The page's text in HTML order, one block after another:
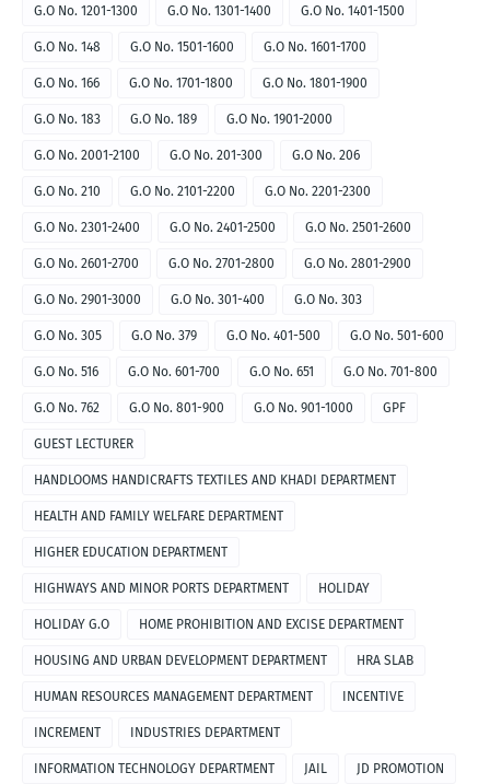
G.O No. 1201-1300 G.O No. 1301-1400 G.O No. 1401-1500
G.O No. 148 G.O No. 1501-1600 G.O No. 1601-1700
G.O No. 166 G.O No. 1701-1800 G.O No. 1801-1900
G.O No. 183 G.O No. 189 G.O No. 1901-2000
G.O No. 2001-2100 G.O No. 201-300 G.O No. 206
G.O No. 210 G.O No. 2101-2200 G.O No. 2201-2300
G.O No. 2301-2400 G.O No. 2401-2500 G.O No. 2501-2600
G.O No. 2601-2700 G.O No. 2701-2800 G.O No. 2801-2900
G.O No. 2901-3000 G.O No. 301-400 G.O No. 303
G.O No. 305 G.O No. 379 G.O No. 401-500 G.O No. 501-600
G.O No. 516 G.O No. 601-700 G.O No. 651 G.O No. 701-800
G.O No. 762 G.O No. 801-900 G.O No. 901-1000 GPF
GUEST LECTURER
HANDLOOMS HANDICRAFTS TEXTILES AND KHADI DEPARTMENT
HEALTH AND FAMILY WELFARE DEPARTMENT
HIGHER EDUCATION DEPARTMENT
HIGHWAYS AND MINOR PORTS DEPARTMENT HOLIDAY
HOLIDAY G.O HOME PROHIBITION AND EXCISE DEPARTMENT
HOUSING AND URBAN DEVELOPMENT DEPARTMENT HRA SLAB
HUMAN RESOURCES MANAGEMENT DEPARTMENT INCENTIVE
INCREMENT INDUSTRIES DEPARTMENT
INFORMATION TECHNOLOGY DEPARTMENT JAIL JD PROMOTION